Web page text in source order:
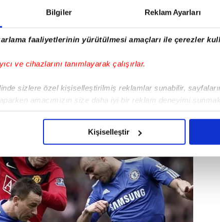
Bilgiler Reklam Ayarları
faaliyetlerinin yürütülmesi amaçları ile çerezler
ve cihazlarını tanımlayarak çalışırlar.
sizlere özel kişiselleştirilmiş reklamlar sunabilir,
amacımızın size daha iyi bir reklam deneyimi
gelen çabayı gösterdiğimizi ve bu noktada,
için İnternet Sitemizde kendimize ve üçüncü kişilere
verileriniz işlenmekte olup gerekli olan çerezler bilgi
çerezler, sitemizin daha işlevsel kılınması ve
amaçlarıyla sınırlı olarak açık rızanız dahilinde
Kişiselleştir